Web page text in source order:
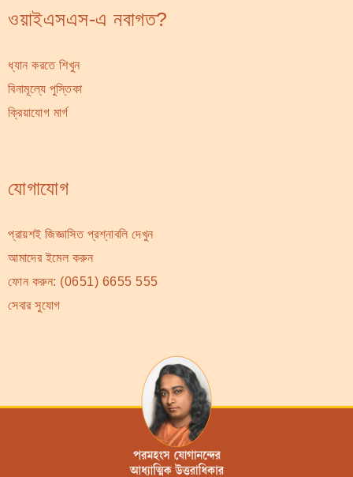
ওয়াইএসএস-এ নবাগত?
ধ্যান করতে শিখুন
বিনামূল্যে পুস্তিকা
ক্রিয়াযোগ মার্গ
যোগাযোগ
প্রায়শই জিজ্ঞাসিত প্রশ্নাবলি দেখুন
আমাদের ইমেল করুন
ফোন করুন: (0651) 6655 555
সেবার সুযোগ